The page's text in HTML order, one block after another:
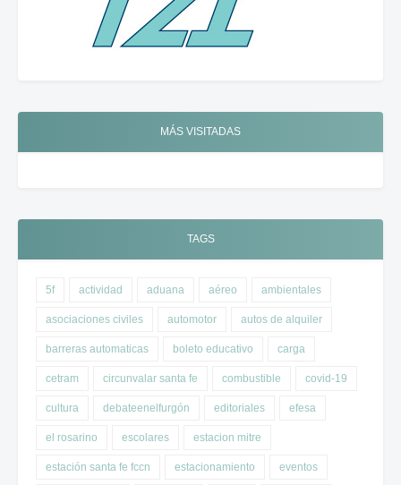
MÁS VISITADAS
TAGS
5f actividad aduana aéreo ambientales
asociaciones civiles automotor autos de alquiler
barreras automaticas boleto educativo carga
cetram circunvalar santa fe combustible covid-19
cultura debateenelfurgón editoriales efesa
el rosarino escolares estacion mitre
estación santa fe fccn estacionamiento eventos